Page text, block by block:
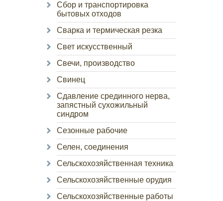
Сбор и транспортировка
бытовых отходов
Сварка и термическая резка
Свет искусственный
Свечи, производство
Свинец
Сдавление срединного нерва,
запястный сухожильный
синдром
Сезонные рабочие
Селен, соединения
Сельскохозяйственная техника
Сельскохозяйственные орудия
Сельскохозяйственные работы